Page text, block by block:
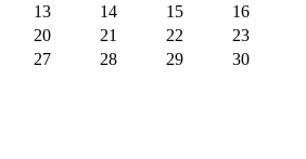
13 14 15
16
20 21 22
23
27 28 29
30